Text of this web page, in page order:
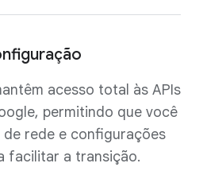
acesso total às APIs
permitindo que você
rede e configurações
facilitar a transição.